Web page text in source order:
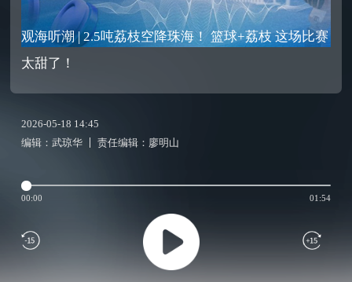
观海听潮 | 2.5吨荔枝空降珠海！ 篮球+荔枝 这场比赛
太甜了！
2026-05-18 14:45
编辑：武琼华
责任编辑：廖明山
00:00 01:54